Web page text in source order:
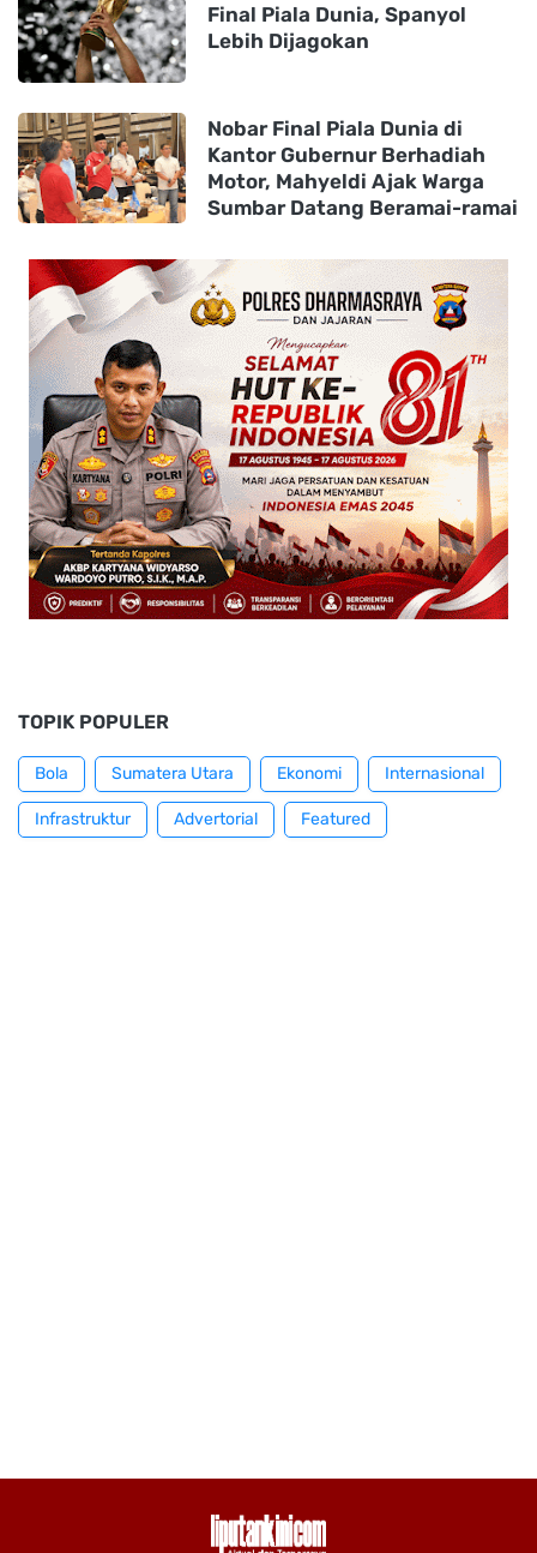
Final Piala Dunia, Spanyol
Lebih Dijagokan
Nobar Final Piala Dunia di
Kantor Gubernur Berhadiah
Motor, Mahyeldi Ajak Warga
Sumbar Datang Beramai-ramai
TOPIK POPULER
Bola Sumatera Utara Ekonomi Internasional
Infrastruktur Advertorial Featured